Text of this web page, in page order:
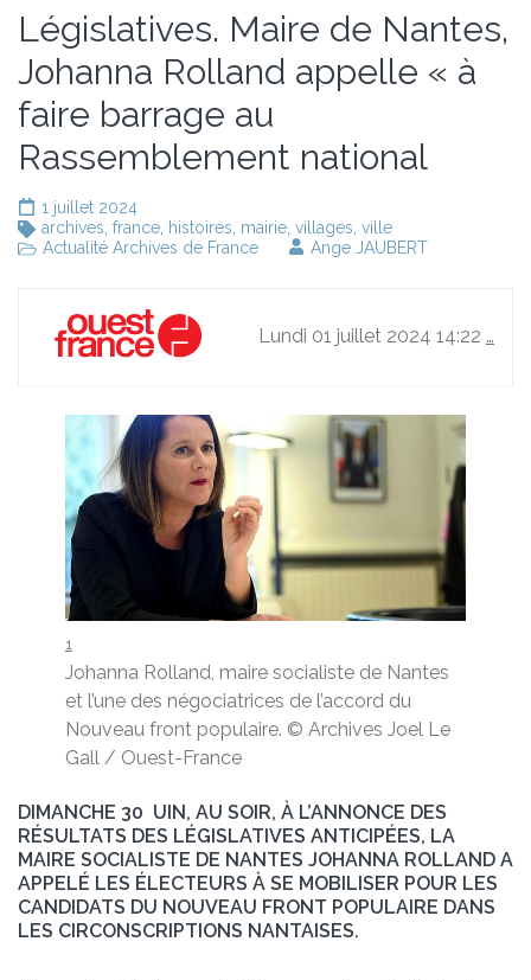
Législatives. Maire de Nantes,
Johanna Rolland appelle « à
faire barrage au
Rassemblement national
1 juillet 2024
archives france histoires mairie villages ville
Actualité Archives de France
Ange JAUBERT
Lundi 01 juillet 2024 14:22 …
1
Johanna Rolland, maire socialiste de Nantes
et l’une des négociatrices de l’accord du
Nouveau front populaire. © Archives Joel Le
Gall / Ouest-France
DIMANCHE 30 UIN, AU SOIR, À L’ANNONCE DES
RÉSULTATS DES LÉGISLATIVES ANTICIPÉES, LA
MAIRE SOCIALISTE DE NANTES JOHANNA ROLLAND A
APPELÉ LES ÉLECTEURS À SE MOBILISER POUR LES
CANDIDATS DU NOUVEAU FRONT POPULAIRE DANS
LES CIRCONSCRIPTIONS NANTAISES.